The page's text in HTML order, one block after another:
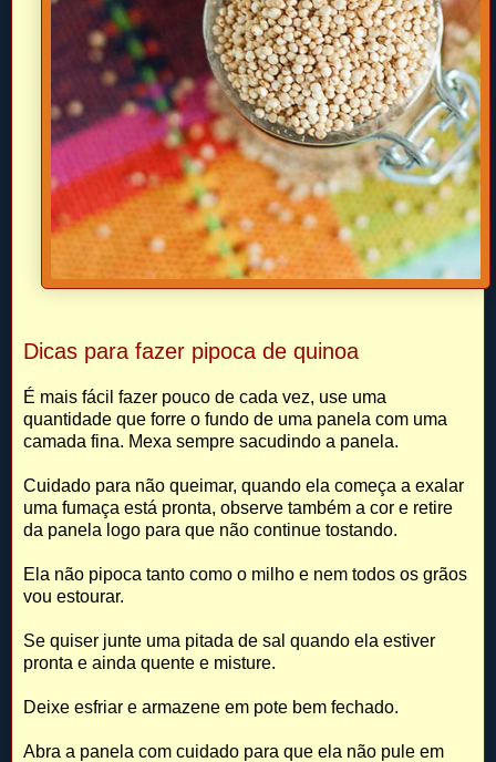
Dicas para fazer pipoca de quinoa
É mais fácil fazer pouco de cada vez, use uma
quantidade que forre o fundo de uma panela com uma
camada fina. Mexa sempre sacudindo a panela.
Cuidado para não queimar, quando ela começa a exalar
uma fumaça está pronta, observe também a cor e retire
da panela logo para que não continue tostando.
Ela não pipoca tanto como o milho e nem todos os grãos
vou estourar.
Se quiser junte uma pitada de sal quando ela estiver
pronta e ainda quente e misture.
Deixe esfriar e armazene em pote bem fechado.
Abra a panela com cuidado para que ela não pule em